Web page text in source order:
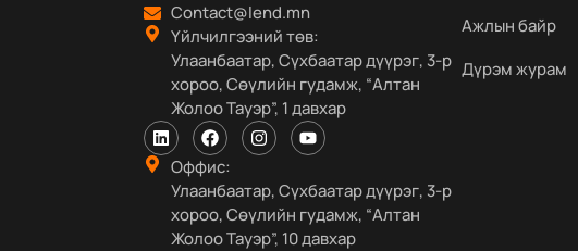
Contact@lend.mn
Үйлчилгээний төв:
Улаанбаатар, Сүхбаатар дүүрэг, 3-р
хороо, Сөүлийн гудамж, “Алтан
Жолоо Тауэр”, 1 давхар
Оффис:
Улаанбаатар, Сүхбаатар дүүрэг, 3-р
хороо, Сөүлийн гудамж, “Алтан
Жолоо Тауэр”, 10 давхар
Ажлын байр
Дүрэм журам